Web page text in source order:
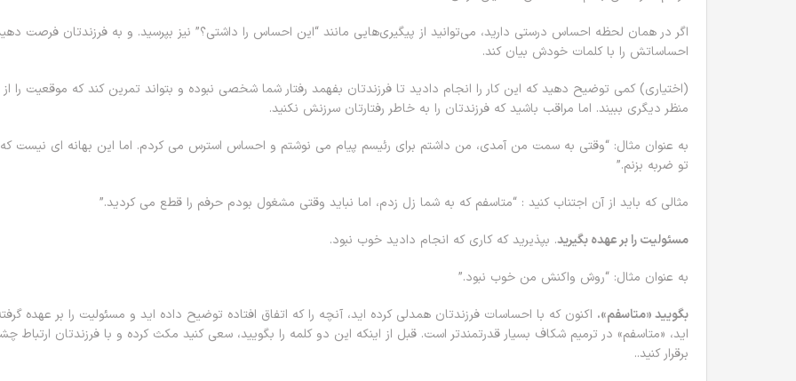
اگر در همان لحظه احساس درستی دارید، می‌توانید از پیگیری‌هایی مانند “این احساس را داشتی؟” نیز بپرسید. و به فرزندتان فرصت
احساساتش را با کلمات خودش بیان کند.
(اختیاری) کمی توضیح دهید که این کار را انجام دادید تا فرزندتان بفهمد رفتار شما شخصی نبوده و بتواند تمرین کند که موقعیت را از
منظر دیگری ببیند. اما مراقب باشید که فرزندتان را به خاطر رفتارتان سرزنش نکنید.
به عنوان مثال: “وقتی به سمت من آمدی، من داشتم برای رئیسم پیام می نوشتم و احساس استرس می کردم. اما این بهانه ای نیست
تو ضربه بزنم.”
مثالی که باید از آن اجتناب کنید : “متاسفم که به شما زل زدم، اما نباید وقتی مشغول بودم حرفم را قطع می کردید.”
مسئولیت را بر عهده بگیرید. بپذیرید که کاری که انجام دادید خوب نبود.
به عنوان مثال: “روش واکنش من خوب نبود.”
بگویید «متاسفم». اکنون که با احساسات فرزندتان همدلی کرده اید، آنچه را که اتفاق افتاده توضیح داده اید و مسئولیت را بر عهده
اید، «متاسفم» در ترمیم شکاف بسیار قدرتمندتر است. قبل از اینکه این دو کلمه را بگویید، سعی کنید مکث کرده و با فرزندتان ارتباط
برقرار کنید..